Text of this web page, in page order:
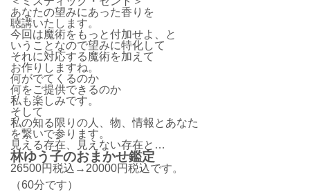
あなたの望みにあった香りを
聴講いたします。
今回は魔術をもっと付加せよ、と
いうことなので望みに特化して
それに対応する魔術を加えて
お作りしますね。
何がでてくるのか
何をご提供できるのか
私も楽しみです。
そして
私の知る限りの人、物、情報とあなた
を繋いで参ります。
見える存在、見えない存在と…
林ゆう子のおまかせ鑑定
26500円税込→20000円税込です。
（60分です）